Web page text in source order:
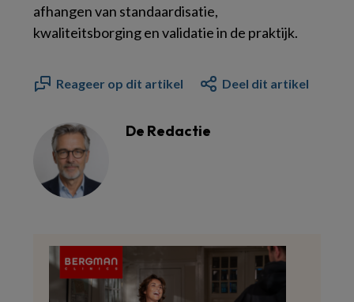
afhangen van standaardisatie,
kwaliteitsborging en validatie in de praktijk.
Reageer op dit artikel Deel dit artikel
De Redactie